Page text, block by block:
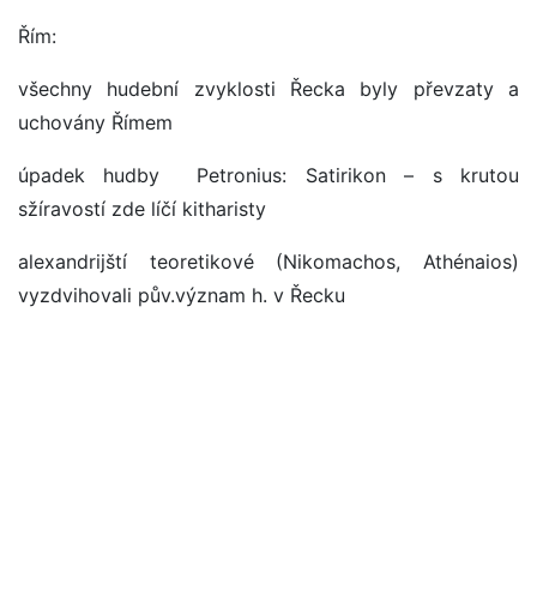
Řím:
všechny hudební zvyklosti Řecka byly převzaty a
uchovány Římem
úpadek hudby Petronius: Satirikon – s krutou
sžíravostí zde líčí kitharisty
alexandrijští teoretikové (Nikomachos, Athénaios)
vyzdvihovali pův.význam h. v Řecku